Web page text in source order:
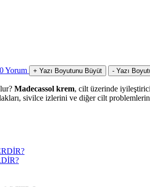
0Yorum + Yazı Boyutunu Büyüt - Yazı
Madecassol krem, cilt üzerinde
sivilce izlerini ve diğer cilt